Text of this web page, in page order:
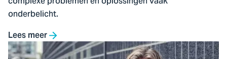
onderbelicht.
Lees meer
Ga